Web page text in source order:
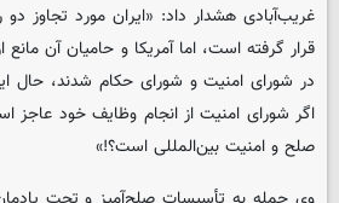
غریب‌آبادی هشدار داد: «ایران مورد تجاوز
قرار گرفته است، اما آمریکا و حامیان آن
در شورای امنیت و شورای حکام شدند،
اگر شورای امنیت از انجام وظایف خود
صلح و امنیت بین‌المللی است؟!»